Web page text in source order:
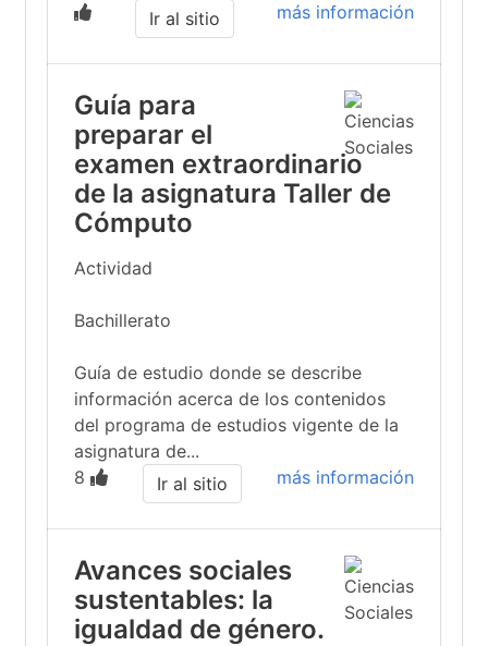
más información
Ir al sitio
Guía para
preparar el
examen extraordinario
de la asignatura Taller de
Cómputo
Actividad
Bachillerato
Guía de estudio donde se describe
información acerca de los contenidos
del programa de estudios vigente de la
asignatura de...
8
más información
Ir al sitio
Avances sociales
sustentables: la
igualdad de género.